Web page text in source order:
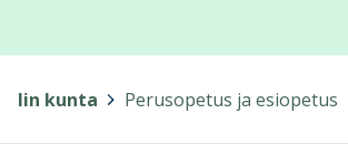
Iin kunta Perusopetus ja esiopetus